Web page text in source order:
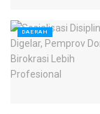
DAERAH